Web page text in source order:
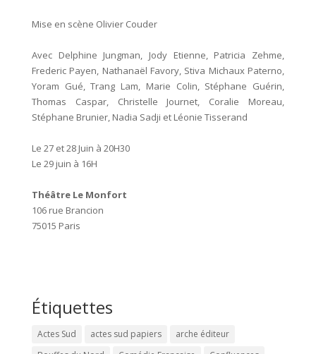
Mise en scène Olivier Couder
Avec Delphine Jungman, Jody Etienne, Patricia Zehme,
Frederic Payen, Nathanaël Favory, Stiva Michaux Paterno,
Yoram Gué, Trang Lam, Marie Colin, Stéphane Guérin,
Thomas Caspar, Christelle Journet, Coralie Moreau,
Stéphane Brunier, Nadia Sadji et Léonie Tisserand
Le 27 et 28 Juin à 20H30
Le 29 juin à 16H
Théâtre Le Monfort
106 rue Brancion
75015 Paris
Étiquettes
Actes Sud actes sud papiers
arche éditeur